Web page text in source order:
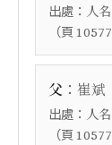
出處： 人
（頁 10577
父 ： 崔斌
出處： 人
（頁 10577